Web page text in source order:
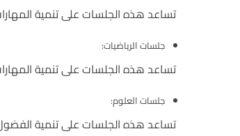
تساعد هذه الجلسات على تنمية المهارات
جلسات الرياضيات:
تساعد هذه الجلسات على تنمية
جلسات العلوم:
تساعد هذه الجلسات على تنمية